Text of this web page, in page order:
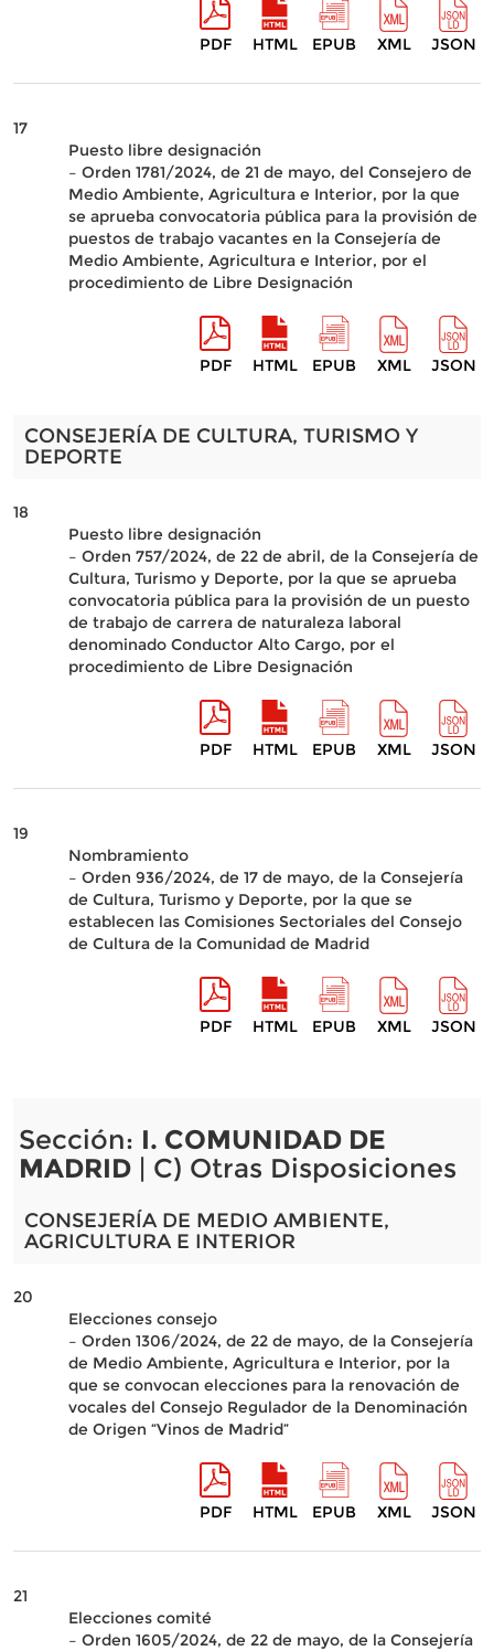
PDF HTML EPUB XML JSON
17
Puesto libre designación
– Orden 1781/2024, de 21 de mayo, del Consejero de
Medio Ambiente, Agricultura e Interior, por la que
se aprueba convocatoria pública para la provisión de
puestos de trabajo vacantes en la Consejería de
Medio Ambiente, Agricultura e Interior, por el
procedimiento de Libre Designación
PDF HTML EPUB XML JSON
CONSEJERÍA DE CULTURA, TURISMO Y
DEPORTE
18
Puesto libre designación
– Orden 757/2024, de 22 de abril, de la Consejería de
Cultura, Turismo y Deporte, por la que se aprueba
convocatoria pública para la provisión de un puesto
de trabajo de carrera de naturaleza laboral
denominado Conductor Alto Cargo, por el
procedimiento de Libre Designación
PDF HTML EPUB XML JSON
19
Nombramiento
– Orden 936/2024, de 17 de mayo, de la Consejería
de Cultura, Turismo y Deporte, por la que se
establecen las Comisiones Sectoriales del Consejo
de Cultura de la Comunidad de Madrid
PDF HTML EPUB XML JSON
Sección: I. COMUNIDAD DE
MADRID| C) Otras Disposiciones
CONSEJERÍA DE MEDIO AMBIENTE,
AGRICULTURA E INTERIOR
20
Elecciones consejo
– Orden 1306/2024, de 22 de mayo, de la Consejería
de Medio Ambiente, Agricultura e Interior, por la
que se convocan elecciones para la renovación de
vocales del Consejo Regulador de la Denominación
de Origen “Vinos de Madrid”
PDF HTML EPUB XML JSON
21
Elecciones comité
– Orden 1605/2024, de 22 de mayo, de la Consejería